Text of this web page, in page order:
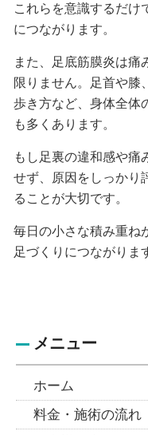
これらを意識するだけ
につながります。
また、足底筋膜炎は痛
限りません。足首や膝
歩き方など、身体全体
も多くあります。
もし足裏の違和感や痛
せず、原因をしっかり
ることが大切です。
毎日の小さな積み重ね
足づくりにつながりま
メニュー
ホーム
料金・施術の流れ